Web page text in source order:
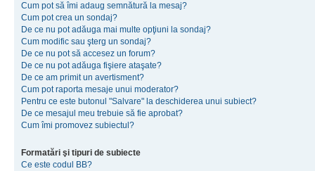
Cum pot să îmi adaug semnătură la mesaj?
Cum pot crea un sondaj?
De ce nu pot adăuga mai multe opţiuni la sondaj?
Cum modific sau şterg un sondaj?
De ce nu pot să accesez un forum?
De ce nu pot adăuga fişiere ataşate?
De ce am primit un avertisment?
Cum pot raporta mesaje unui moderator?
Pentru ce este butonul "Salvare" la deschiderea unui subiect?
De ce mesajul meu trebuie să fie aprobat?
Cum îmi promovez subiectul?
Formatări şi tipuri de subiecte
Ce este codul BB?